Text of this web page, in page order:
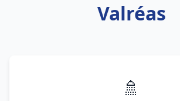
Valréas
🚿